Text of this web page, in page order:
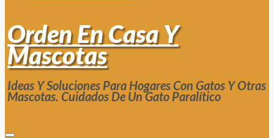
Orden En Casa Y
Mascotas
Ideas Y Soluciones Para Hogares Con Gatos Y Otras
Mascotas. Cuidados De Un Gato Paralítico